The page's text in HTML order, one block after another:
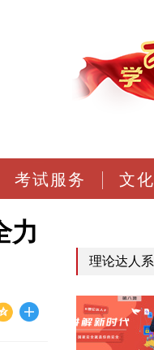
考试服务 文化
力
理论达人